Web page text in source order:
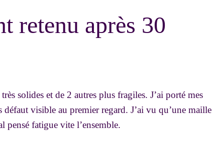
retenu après 30
solides et de 2 autres plus fragiles. J’ai porté mes
visible au premier regard. J’ai vu qu’une maille
pensé fatigue vite l’ensemble.